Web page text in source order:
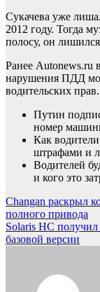
Сукачева уже
2012 году. Тогда
полосу, он
Ранее Autonews.ru
нарушения ПДД
водительских прав.
Путин
номер
Как
штрафами и
Водителей
и кого это
Навигация
по
записям
Changan раскрыл
полного привода
Solaris HC
базовой версии